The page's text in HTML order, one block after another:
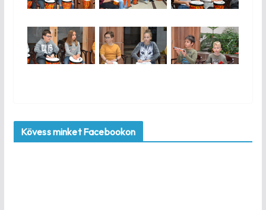
Kövess minket Facebookon